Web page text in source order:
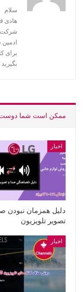
سلام
هادی
برای
بگیرید .
ممکن است شما دوست
اخبار
دلیل همزمان نبودن
تصویر تلویزیون
اخبار